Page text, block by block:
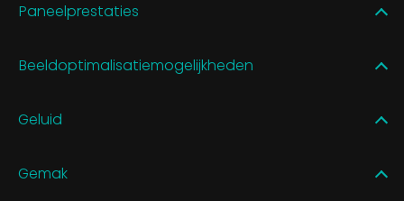
Paneelprestaties
Beeldoptimalisatiemogelijkheden
Geluid
Gemak